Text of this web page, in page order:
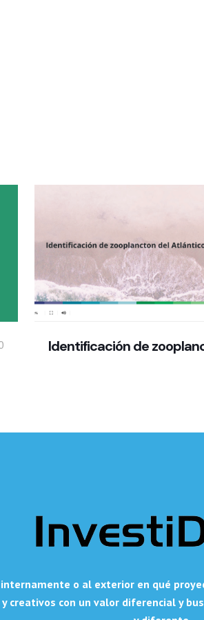
Identificación de
o al exterior en qué
creativos con un valor diferencial y